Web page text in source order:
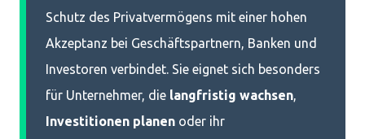
Schutz des Privatvermögens mit einer hohen
Akzeptanz bei Geschäftspartnern, Banken und
Investoren verbindet. Sie eignet sich besonders
für Unternehmer, die langfristig wachsen,
Investitionen planen oder ihr